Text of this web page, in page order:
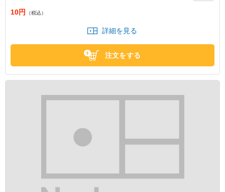
10円 （税込）
詳細を見る
注文をする